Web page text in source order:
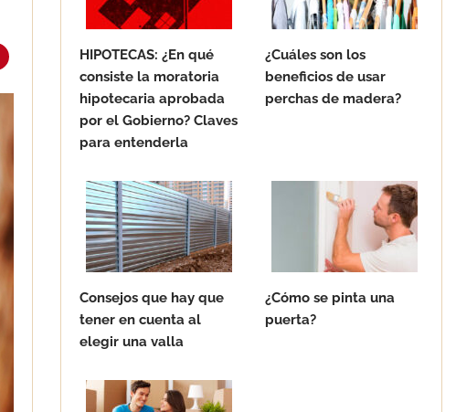
HIPOTECAS: ¿En qué
consiste la moratoria
hipotecaria aprobada
por el Gobierno? Claves
para entenderla
¿Cuáles son los
beneficios de usar
perchas de madera?
Consejos que hay que
tener en cuenta al
elegir una valla
¿Cómo se pinta una
puerta?